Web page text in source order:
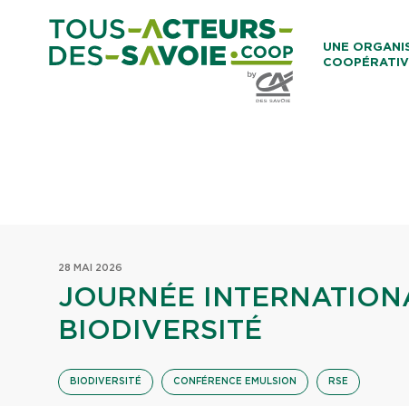
UNE
28 MAI 2026
JOURNÉE
BIODIVERSITÉ
BIODIVERSITÉ CONFÉRENCE EMULSION RSE